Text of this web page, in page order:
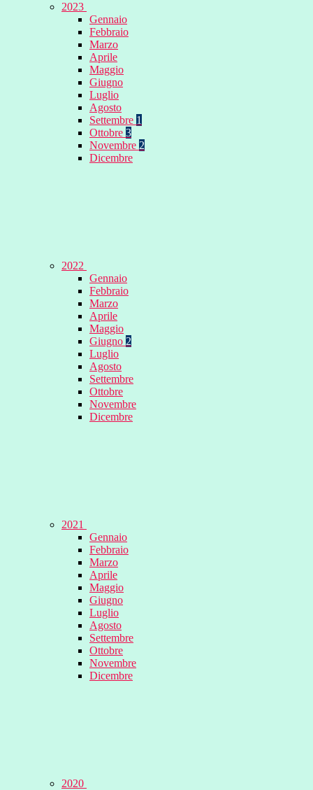
2023
Gennaio
Febbraio
Marzo
Aprile
Maggio
Giugno
Luglio
Agosto
Settembre 1
Ottobre 3
Novembre 2
Dicembre
2022
Gennaio
Febbraio
Marzo
Aprile
Maggio
Giugno 2
Luglio
Agosto
Settembre
Ottobre
Novembre
Dicembre
2021
Gennaio
Febbraio
Marzo
Aprile
Maggio
Giugno
Luglio
Agosto
Settembre
Ottobre
Novembre
Dicembre
2020